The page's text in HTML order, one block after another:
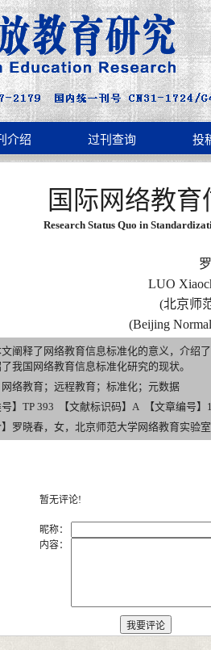
介绍 过刊查询 投
国际网络教
Research Status Quo in
LUO
(北京师
(Beijing
文阐释了网络教育信息标准化的意义，介
我国网络教育信息标准化研究的现状。
网络教育；远程教育；标准化；元数据
号】TP 393 【文献标识码】A 【文章编号】
】罗晓春，女，北京师范大学网络教育实
暂无评论!
昵称：
内容：